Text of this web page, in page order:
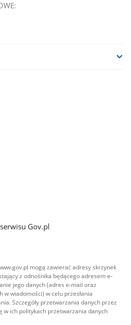
Gov.pl
mogą zawierać adresy skrzynek
z odnośnika będącego adresem e-
jego danych (adres e-mail oraz
wiadomości) w celu przesłania
Szczegóły przetwarzania danych przez
w ich politykach przetwarzania danych